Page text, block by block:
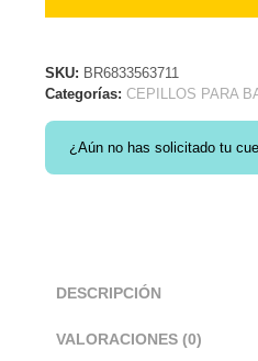
SKU: BR6833563711
Categorías:CEPILLOS PARA
¿Aún no has solicitado tu
DESCRIPCIÓN
VALORACIONES (0)